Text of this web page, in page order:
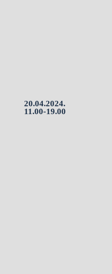
20.04.2024.
11.00-19.00